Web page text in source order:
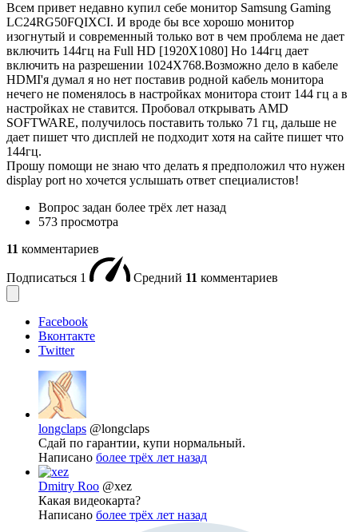
Всем привет недавно купил себе монитор Samsung Gaming
LC24RG50FQIXCI. И вроде бы все хорошо монитор
изогнутый и современный только вот в чем проблема не дает
включить 144гц на Full HD [1920X1080] Но 144гц дает
включить на разрешении 1024X768.Возможно дело в кабеле
HDMI'я думал я но нет поставив родной кабель монитора
нечего не поменялось в настройках монитора стоит 144 гц а в
настройках не ставится. Пробовал открывать AMD
SOFTWARE, получилось поставить только 71 гц, дальше не
дает пишет что дисплей не подходит хотя на сайте пишет что
144гц.
Прошу помощи не знаю что делать я предположил что нужен
display port но хочется услышать ответ специалистов!
Вопрос задан более трёх лет назад
573 просмотра
11 комментариев
Подписаться 1 Средний 11 комментариев
Facebook
Вконтакте
Twitter
longclaps @longclaps
Сдай по гарантии, купи нормальный.
Написано более трёх лет назад
Dmitry Roo @xez
Какая видеокарта?
Написано более трёх лет назад